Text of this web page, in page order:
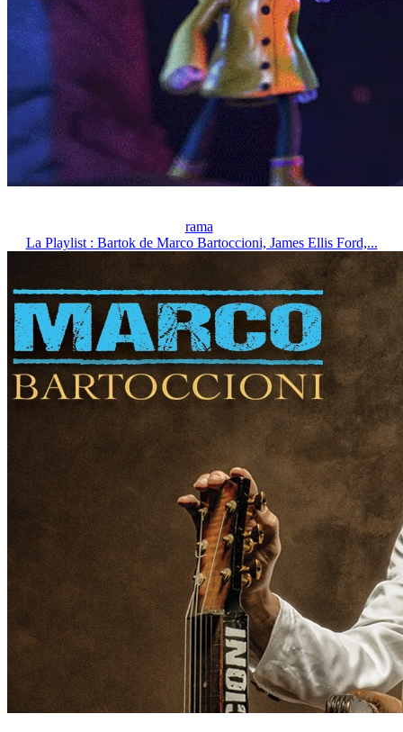
rama
La Playlist : Bartok de Marco Bartoccioni, James Ellis Ford,...